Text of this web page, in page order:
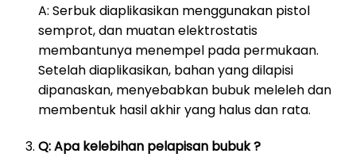
A: Serbuk diaplikasikan menggunakan pistol
semprot, dan muatan elektrostatis
membantunya menempel pada permukaan.
Setelah diaplikasikan, bahan yang dilapisi
dipanaskan, menyebabkan bubuk meleleh dan
membentuk hasil akhir yang halus dan rata.
Q: Apa kelebihan pelapisan bubuk ?